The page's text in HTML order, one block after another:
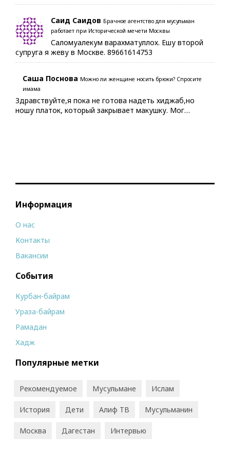
Саид Саидов Брачное агентство для мусульман
работает при Исторической мечети Москвы
Саломуалекум варахматуллох. Ешу второй
супруга я жеву в Москве. 89661614753
Саша Поснова Можно ли женщине носить брюки? Спросите
имама
Здравствуйте,я пока не готова надеть хиджаб,но
ношу платок, который закрывает макушку. Мог…
Информация
О нас
Контакты
Вакансии
События
Курбан-байрам
Ураза-байрам
Рамадан
Хадж
Популярные метки
Рекомендуемое Мусульмане Ислам
История Дети Алиф ТВ Мусульманин
Москва Дагестан Интервью